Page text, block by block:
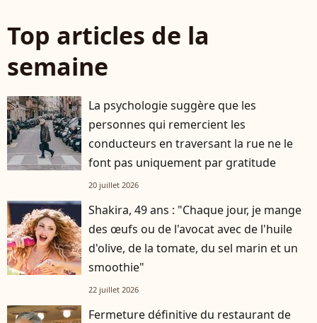
Top articles de la
semaine
La psychologie suggère que les
personnes qui remercient les
conducteurs en traversant la rue ne le
font pas uniquement par gratitude
20 juillet 2026
Shakira, 49 ans : "Chaque jour, je mange
des œufs ou de l'avocat avec de l'huile
d'olive, de la tomate, du sel marin et un
smoothie"
22 juillet 2026
Fermeture définitive du restaurant de